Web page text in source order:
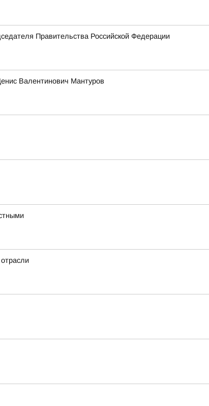
Правительства Российской Федерации
Валентинович Мантуров